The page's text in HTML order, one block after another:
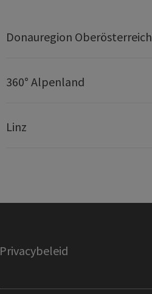
Donauregion Oberösterreich
360° Alpenland
Linz
Privacybeleid